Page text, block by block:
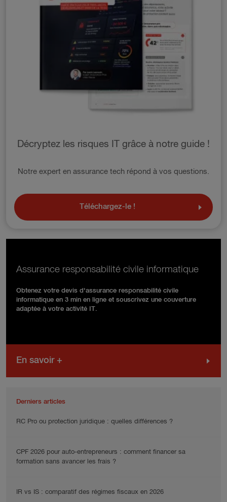
Décryptez les risques IT grâce à notre guide !
Notre expert en assurance tech répond à vos questions.
Téléchargez-le !
Assurance responsabilité civile informatique
Obtenez votre devis d'assurance responsabilité civile
informatique en 3 min en ligne et souscrivez une couverture
adaptée à votre activité IT.
En savoir +
Derniers articles
RC Pro ou protection juridique : quelles différences ?
CPF 2026 pour auto-entrepreneurs : comment financer sa
formation sans avancer les frais ?
IR vs IS : comparatif des régimes fiscaux en 2026